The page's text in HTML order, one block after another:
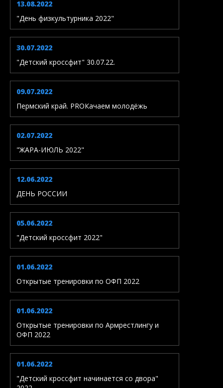
13.08.2022
"День физкультурника 2022"
30.07.2022
"Детский кроссфит" 30.07.22.
09.07.2022
Пермский край. PROКачаем молодёжь
02.07.2022
"ЖАРА-ИЮЛЬ 2022"
12.06.2022
ДЕНЬ РОССИИ
05.06.2022
"Детский кроссфит 2022"
01.06.2022
Открытые тренировки по ОФП 2022
01.06.2022
Открытые тренировки по Армрестлингу и
ОФП 2022
01.06.2022
"Детский кроссфит начинается со двора"